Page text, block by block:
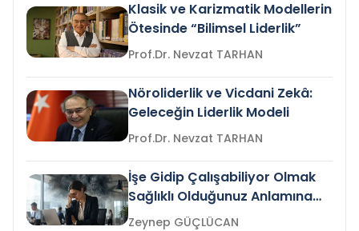
Klasik ve Karizmatik Modellerin
Ötesinde “Bilimsel Liderlik”
Prof.Dr. Nevzat TARHAN
Nöroliderlik ve Vicdani Zekâ:
Geleceğin Liderlik Modeli
Prof.Dr. Nevzat TARHAN
İşe Gidip Çalışabiliyor Olmak
Sağlıklı Olduğunuz Anlamına
Gelir mi?Zeynep GÜÇLÜCAN